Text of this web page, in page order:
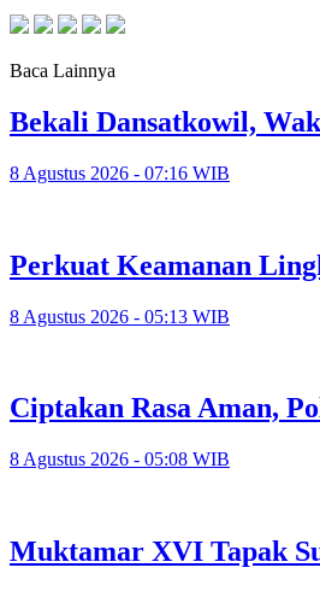
Baca Lainnya
Bekali Dansatkowil,
8 Agustus 2026 - 07:16 WIB
Perkuat Keamanan
8 Agustus 2026 - 05:13 WIB
Ciptakan Rasa Aman,
8 Agustus 2026 - 05:08 WIB
Muktamar XVI Tapak